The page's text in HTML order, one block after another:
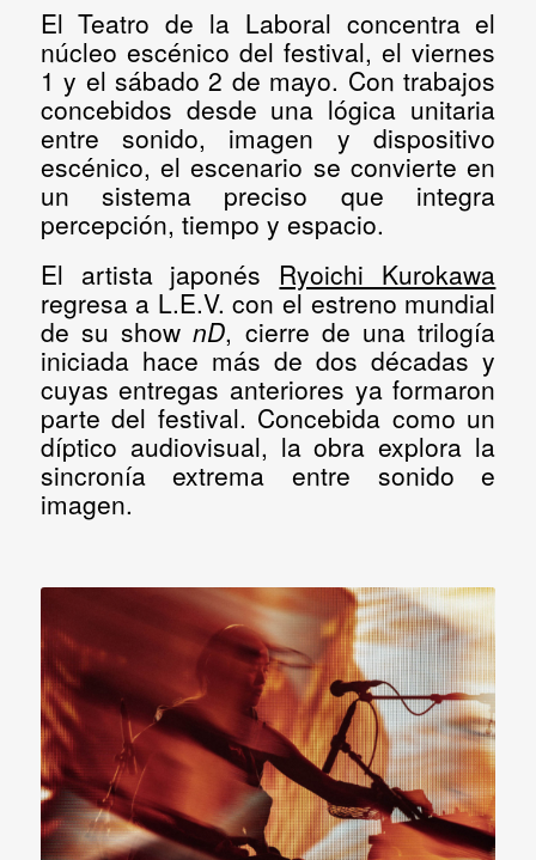
ElTeatro de la Laboral concentra el
núcleo escénico del festival, elviernes
1 y el sábado 2 de mayo. Con trabajos
concebidos desde una lógica unitaria
entre sonido, imagen y dispositivo
escénico, el escenario se convierte en
un sistema preciso que integra
percepción, tiempo y espacio.
El artista japonés Ryoichi Kurokawa
regresa a L.E.V. con el estreno mundial
de su shownD, cierre de una trilogía
iniciada hace más de dos décadas y
cuyas entregas anteriores ya formaron
parte del festival. Concebida como un
díptico audiovisual, la obra explora la
sincronía extrema entre sonido e
imagen.